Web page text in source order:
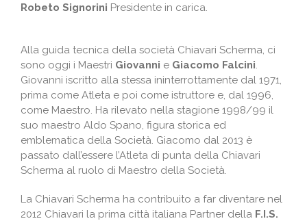
Robeto Signorini Presidente in carica.
Alla guida tecnica della società Chiavari Scherma, ci
sono oggi i Maestri Giovanni e Giacomo Falcini.
Giovanni iscritto alla stessa ininterrottamente dal 1971,
prima come Atleta e poi come istruttore e, dal 1996,
come Maestro. Ha rilevato nella stagione 1998/99 il
suo maestro Aldo Spano, figura storica ed
emblematica della Società. Giacomo dal 2013 è
passato dall’essere l’Atleta di punta della Chiavari
Scherma al ruolo di Maestro della Società.
La Chiavari Scherma ha contribuito a far diventare nel
2012 Chiavari la prima città italiana Partner della F.I.S.